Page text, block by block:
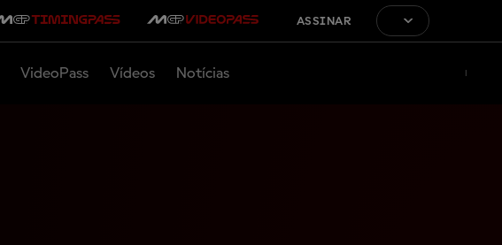
ASSINAR
VideoPass Vídeos Notícias